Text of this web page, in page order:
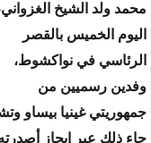
محمد ولد الشيخ
اليوم الخميس بالقصر
الرئاسي في نواكشوط،
وفدين رسميين من
جمهوريتي غينيا بيساو
جاء ذلك عبر إيجاز